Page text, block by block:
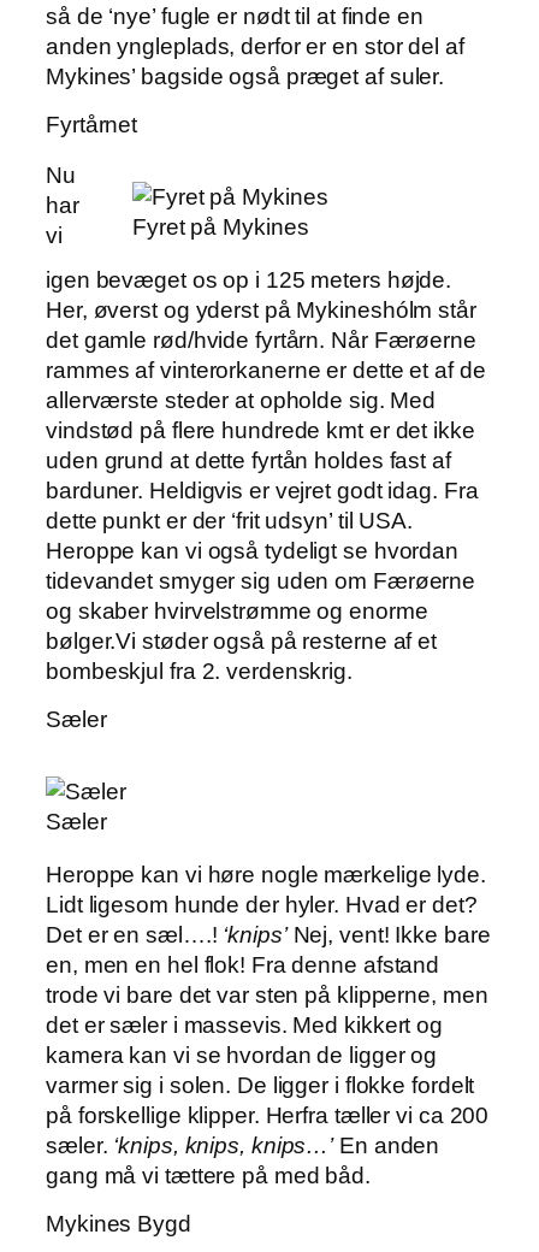
så de ‘nye’ fugle er nødt til at finde en
anden yngleplads, derfor er en stor del af
Mykines’ bagside også præget af suler.
Fyrtårnet
Fyret på Mykines
Nu
har
vi
igen bevæget os op i 125 meters højde.
Her, øverst og yderst på Mykineshólm står
det gamle rød/hvide fyrtårn. Når Færøerne
rammes af vinterorkanerne er dette et af de
allerværste steder at opholde sig. Med
vindstød på flere hundrede kmt er det ikke
uden grund at dette fyrtån holdes fast af
barduner. Heldigvis er vejret godt idag. Fra
dette punkt er der ‘frit udsyn’ til USA.
Heroppe kan vi også tydeligt se hvordan
tidevandet smyger sig uden om Færøerne
og skaber hvirvelstrømme og enorme
bølger.Vi støder også på resterne af et
bombeskjul fra 2. verdenskrig.
Sæler
Sæler
Heroppe kan vi høre nogle mærkelige lyde.
Lidt ligesom hunde der hyler. Hvad er det?
Det er en sæl….! ‘knips’Nej, vent! Ikke bare
en, men en hel flok! Fra denne afstand
trode vi bare det var sten på klipperne, men
det er sæler i massevis. Med kikkert og
kamera kan vi se hvordan de ligger og
varmer sig i solen. De ligger i flokke fordelt
på forskellige klipper. Herfra tæller vi ca 200
sæler. ‘knips, knips, knips…’En anden
gang må vi tættere på med båd.
Mykines Bygd